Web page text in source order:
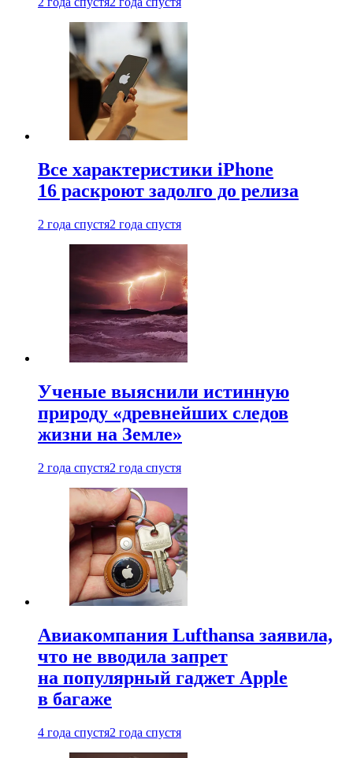
Все характеристики iPhone
16 раскроют задолго до релиза
2 года спустя2 года спустя
Ученые выяснили истинную
природу «древнейших следов
жизни на Земле»
2 года спустя2 года спустя
Авиакомпания Lufthansa заявила,
что не вводила запрет
на популярный гаджет Apple
в багаже
4 года спустя2 года спустя